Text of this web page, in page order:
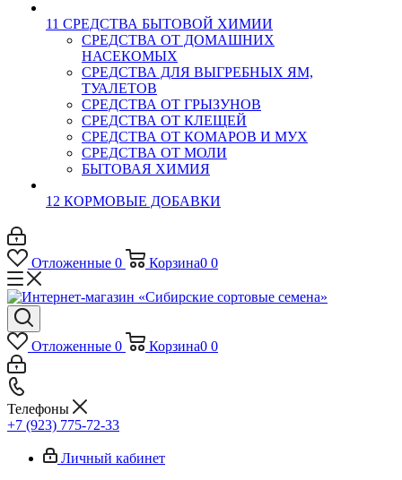
11 СРЕДСТВА БЫТОВОЙ ХИМИИ
СРЕДСТВА ОТ ДОМАШНИХ
НАСЕКОМЫХ
СРЕДСТВА ДЛЯ ВЫГРЕБНЫХ ЯМ,
ТУАЛЕТОВ
СРЕДСТВА ОТ ГРЫЗУНОВ
СРЕДСТВА ОТ КЛЕЩЕЙ
СРЕДСТВА ОТ КОМАРОВ И МУХ
СРЕДСТВА ОТ МОЛИ
БЫТОВАЯ ХИМИЯ
12 КОРМОВЫЕ ДОБАВКИ
Отложенные 0 Корзина0 0
Отложенные 0 Корзина0 0
Телефоны
+7 (923) 775-72-33
Личный кабинет